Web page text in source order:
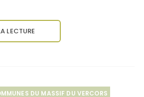
LECTURE
DU MASSIF DU VERCORS